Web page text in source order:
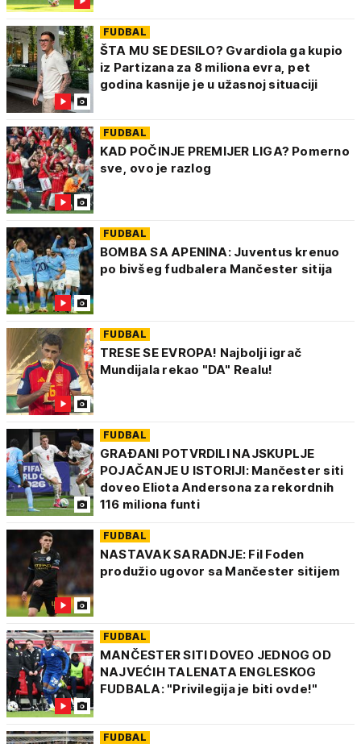
FUDBAL
ŠTA MU SE DESILO? Gvardiola ga kupio
iz Partizana za 8 miliona evra, pet
godina kasnije je u užasnoj situaciji
FUDBAL
KAD POČINJE PREMIJER LIGA? Pomerno
sve, ovo je razlog
FUDBAL
BOMBA SA APENINA: Juventus krenuo
po bivšeg fudbalera Mančester sitija
FUDBAL
TRESE SE EVROPA! Najbolji igrač
Mundijala rekao "DA" Realu!
FUDBAL
GRAĐANI POTVRDILI NAJSKUPLJE
POJAČANJE U ISTORIJI: Mančester siti
doveo Eliota Andersona za rekordnih
116 miliona funti
FUDBAL
NASTAVAK SARADNJE: Fil Foden
produžio ugovor sa Mančester sitijem
FUDBAL
MANČESTER SITI DOVEO JEDNOG OD
NAJVEĆIH TALENATA ENGLESKOG
FUDBALA: "Privilegija je biti ovde!"
FUDBAL